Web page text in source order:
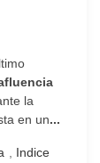
la
en un...
Indice